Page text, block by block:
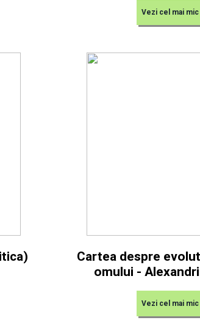
Vezi cel mai
Cartea despre
omului -
Vezi cel mai